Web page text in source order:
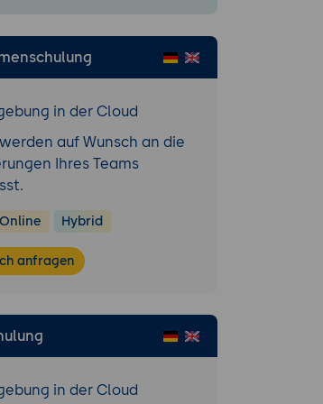
in der Cloud
auf Wunsch an die
Ihres Teams
Online Hybrid
anfragen
in der Cloud